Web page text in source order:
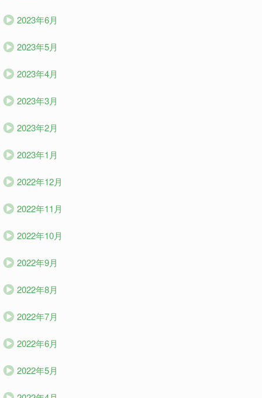
2023年6月
2023年5月
2023年4月
2023年3月
2023年2月
2023年1月
2022年12月
2022年11月
2022年10月
2022年9月
2022年8月
2022年7月
2022年6月
2022年5月